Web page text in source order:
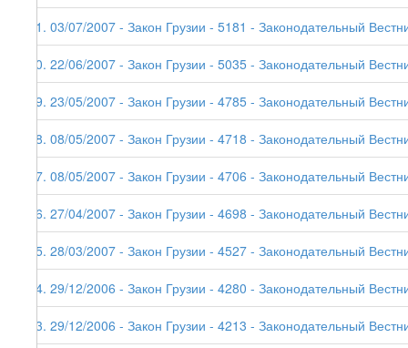
61. 03/07/2007 - Закон Грузии - 5181 - Законодательный
60. 22/06/2007 - Закон Грузии - 5035 - Законодательный
59. 23/05/2007 - Закон Грузии - 4785 - Законодательный
58. 08/05/2007 - Закон Грузии - 4718 - Законодательный
57. 08/05/2007 - Закон Грузии - 4706 - Законодательный
56. 27/04/2007 - Закон Грузии - 4698 - Законодательный
55. 28/03/2007 - Закон Грузии - 4527 - Законодательный
54. 29/12/2006 - Закон Грузии - 4280 - Законодательный
53. 29/12/2006 - Закон Грузии - 4213 - Законодательный